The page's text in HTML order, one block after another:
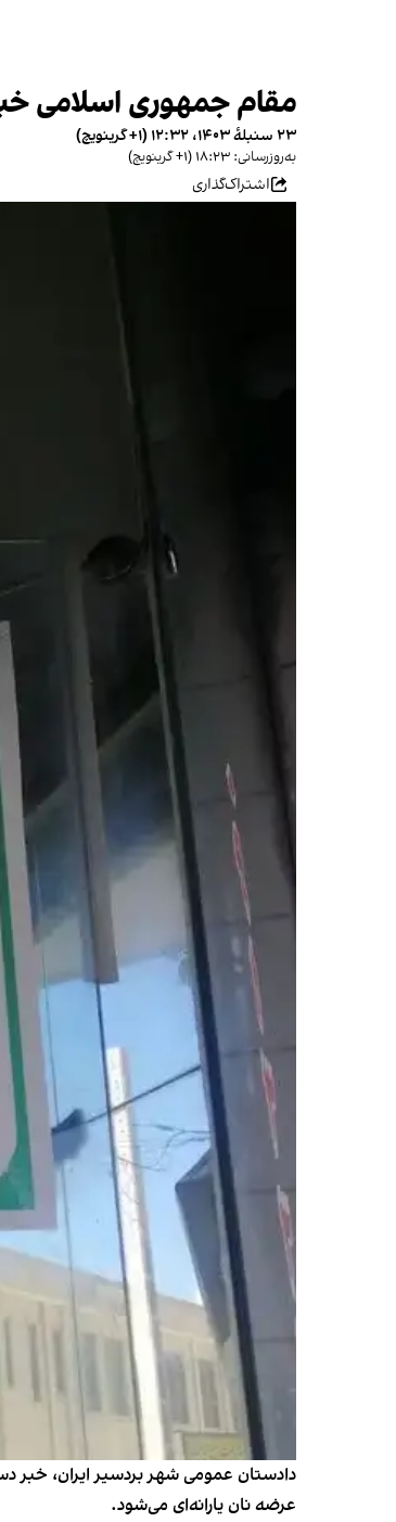
مقام جمهوری اسلامی
۲۳ سنبلهٔ ۱۴۰۳، ۱۲:۳۲ (‎+۱ گرینویچ)
به‌روزرسانی: ۱۸:۲۳ (‎+۱ گرینویچ)
اشتراک‌گذاری
دادستان عمومی شهر بردسیر ایران، خبر
عرضه نان یارانه‌ای می‌شود.